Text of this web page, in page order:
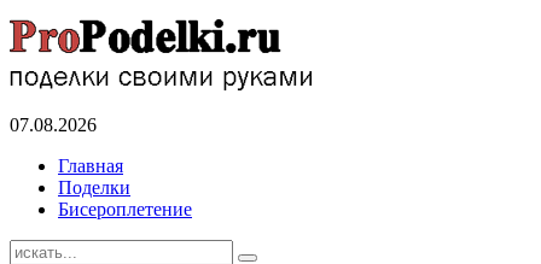
07.08.2026
Главная
Поделки
Бисероплетение